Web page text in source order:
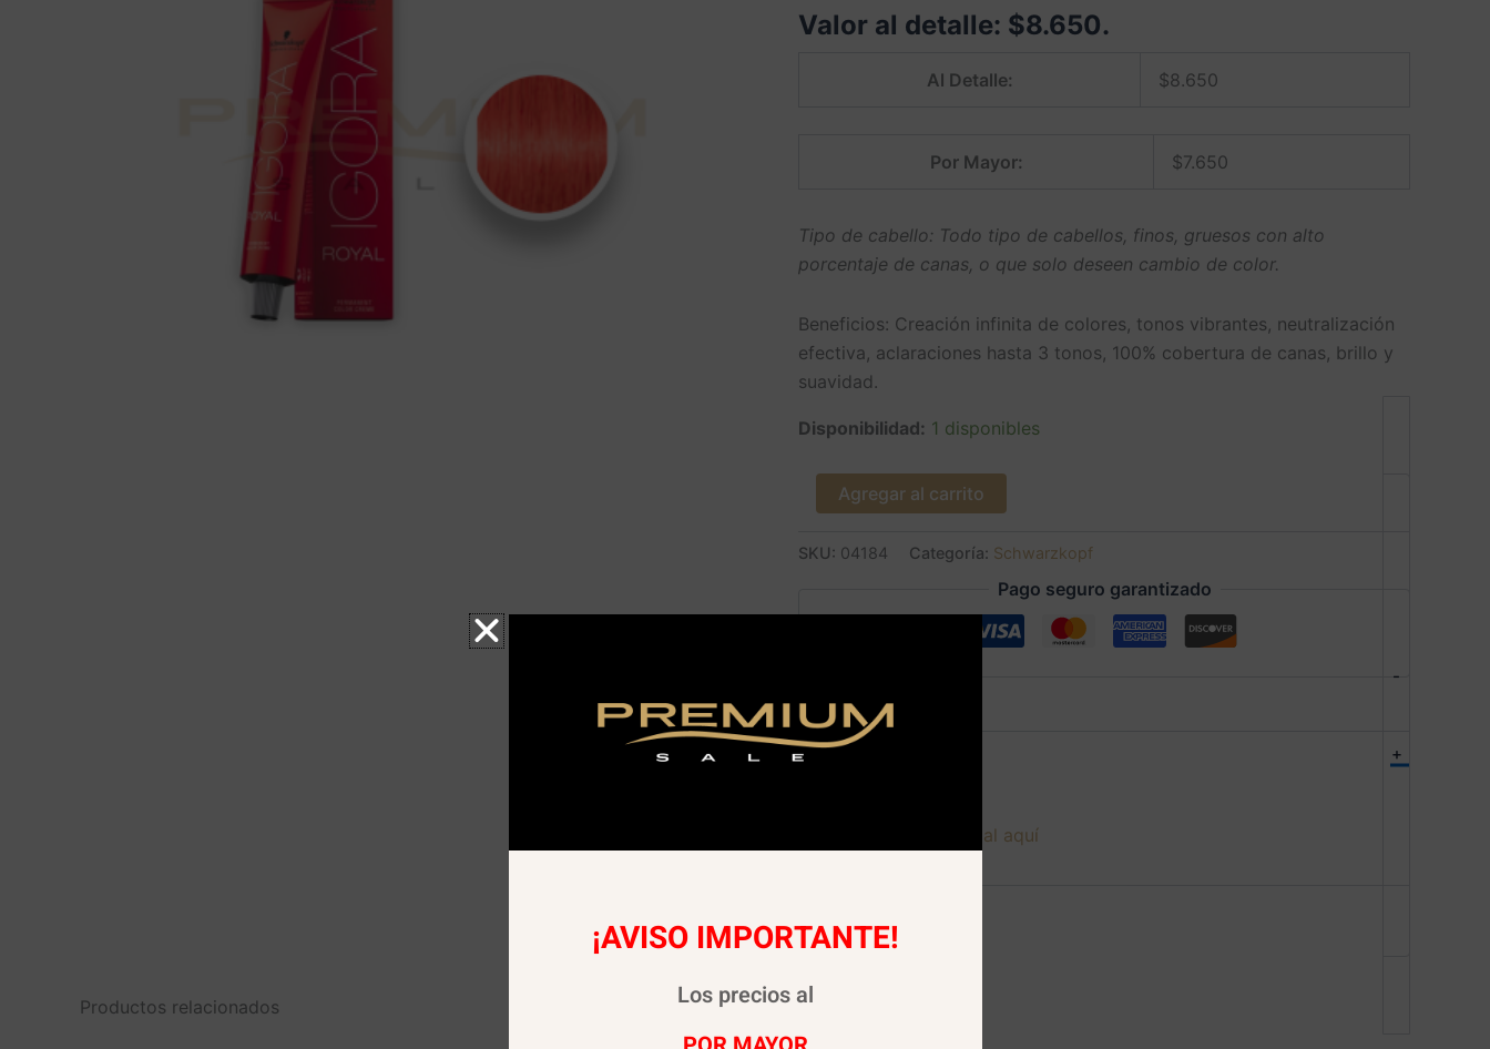
Valor al detalle: $8.650.
Al Detalle: $8.650
Por Mayor: $7.650
Tipo de cabello: Todo tipo de cabellos, finos, gruesos con alto
porcentaje de canas, o que solo deseen cambio de color.
Beneficios: Creación infinita de colores, tonos vibrantes, neutralización
efectiva, aclaraciones hasta 3 tonos, 100% cobertura de canas, brillo y
suavidad.
Disponibilidad: 1 disponibles
-
ml.
+
Agregar al carrito
SKU: 04184 Categoría: Schwarzkopf
Pago seguro garantizado
Descripción
Descargar Carta Digital aquí
Productos relacionados
¡AVISO IMPORTANTE!
Los precios al